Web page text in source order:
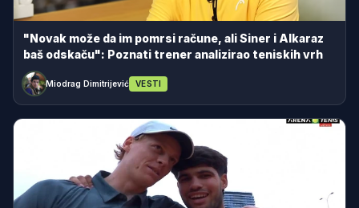
"Novak može da im pomrsi račune, ali Siner i Alkaraz
baš odskaču": Poznati trener analizirao teniskih vrh
Miodrag Dimitrijević VESTI